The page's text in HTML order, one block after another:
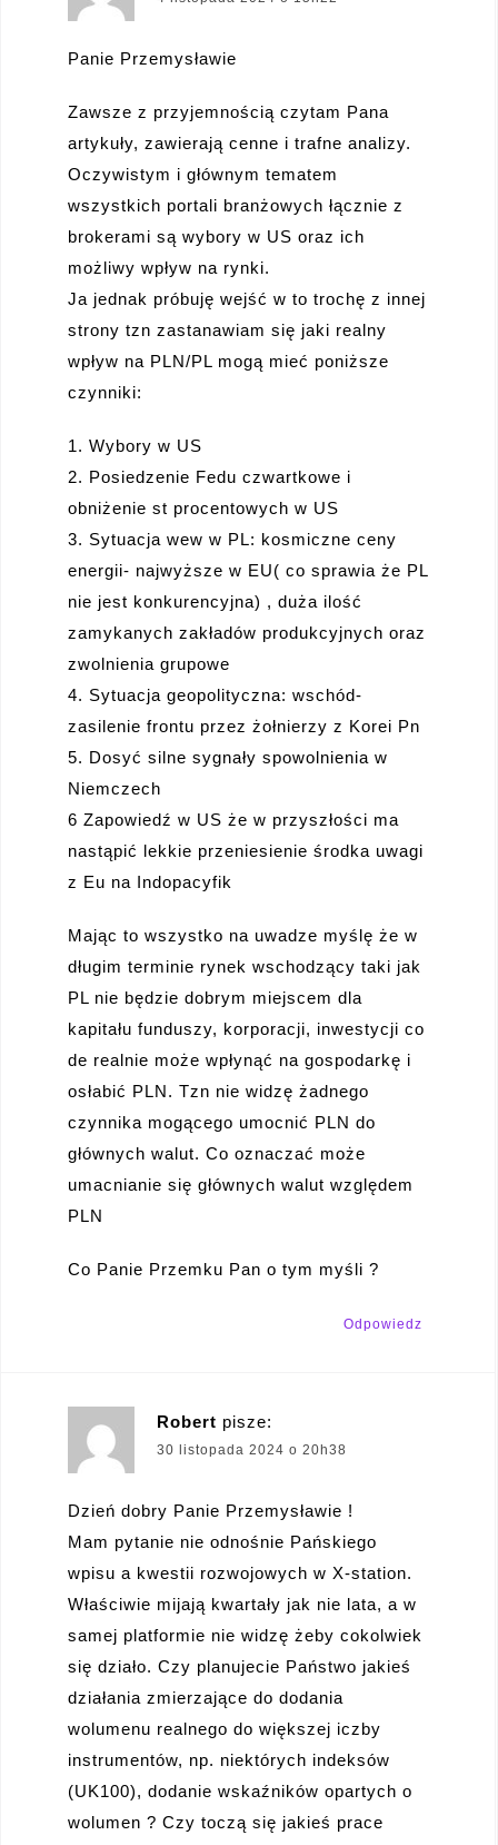
Panie Przemysławie
Zawsze z przyjemnością czytam Pana
artykuły, zawierają cenne i trafne analizy.
Oczywistym i głównym tematem
wszystkich portali branżowych łącznie z
brokerami są wybory w US oraz ich
możliwy wpływ na rynki.
Ja jednak próbuję wejść w to trochę z innej
strony tzn zastanawiam się jaki realny
wpływ na PLN/PL mogą mieć poniższe
czynniki:
1. Wybory w US
2. Posiedzenie Fedu czwartkowe i
obniżenie st procentowych w US
3. Sytuacja wew w PL: kosmiczne ceny
energii- najwyższe w EU( co sprawia że PL
nie jest konkurencyjna) , duża ilość
zamykanych zakładów produkcyjnych oraz
zwolnienia grupowe
4. Sytuacja geopolityczna: wschód-
zasilenie frontu przez żołnierzy z Korei Pn
5. Dosyć silne sygnały spowolnienia w
Niemczech
6 Zapowiedź w US że w przyszłości ma
nastąpić lekkie przeniesienie środka uwagi
z Eu na Indopacyfik
Mając to wszystko na uwadze myślę że w
długim terminie rynek wschodzący taki jak
PL nie będzie dobrym miejscem dla
kapitału funduszy, korporacji, inwestycji co
de realnie może wpłynąć na gospodarkę i
osłabić PLN. Tzn nie widzę żadnego
czynnika mogącego umocnić PLN do
głównych walut. Co oznaczać może
umacnianie się głównych walut względem
PLN
Co Panie Przemku Pan o tym myśli ?
Odpowiedz
Robert pisze:
30 listopada 2024 o 20h38
Dzień dobry Panie Przemysławie !
Mam pytanie nie odnośnie Pańskiego
wpisu a kwestii rozwojowych w X-station.
Właściwie mijają kwartały jak nie lata, a w
samej platformie nie widzę żeby cokolwiek
się działo. Czy planujecie Państwo jakieś
działania zmierzające do dodania
wolumenu realnego do większej iczby
instrumentów, np. niektórych indeksów
(UK100), dodanie wskaźników opartych o
wolumen ? Czy toczą się jakieś prace